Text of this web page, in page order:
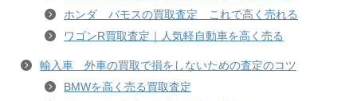
ホンダ バモスの買取査定 これで高く売れる
ワゴンR買取査定｜人気軽自動車を高く売る
輸入車 外車の買取で損をしないための査定のコツ
BMWを高く売る買取査定